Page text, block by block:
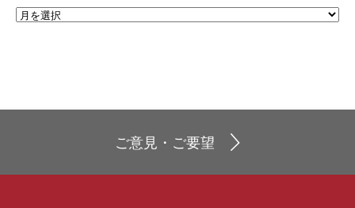
ご意見・ご要望